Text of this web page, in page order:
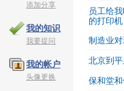
添加分享
我的知识
我要提问
我的帐户
头像更换
员工给
的打印机
制造业
北京到
保和堂